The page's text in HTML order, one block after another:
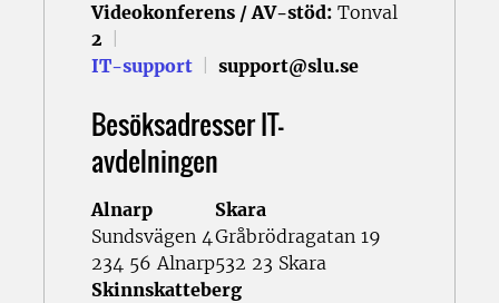
Videokonferens / AV-stöd: Tonval
2
IT-support
support@slu.se
Besöksadresser IT-
avdelningen
Alnarp
Sundsvägen 4
234 56 Alnarp
Skara
Gråbrödragatan 19
532 23 Skara
Skinnskatteberg